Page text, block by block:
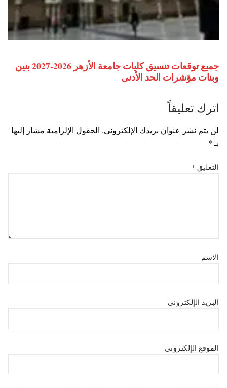
جميع توقعات تنسيق كليات جامعة الأزهر 2026-2027 بنين
وبنات مؤشرات الحد الأدنى
اترك تعليقاً
لن يتم نشر عنوان بريدك الإلكتروني. الحقول الإلزامية مشار إليها
بـ *
التعليق *
الاسم
البريد الإلكتروني
الموقع الإلكتروني